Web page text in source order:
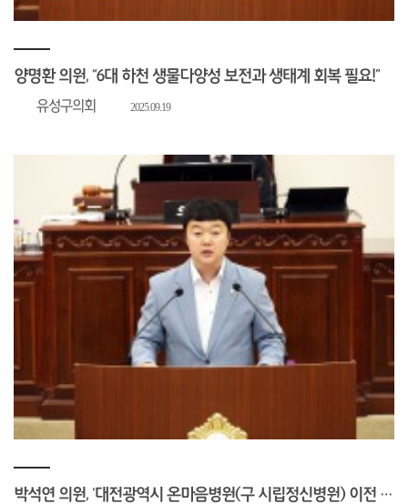
양명환 의원, “6대 하천 생물다양성 보전과 생태계 회복 필요!”
유성구의회 2025.09.19
박석연 의원, ‘대전광역시 온마음병원(구 시립정신병원) 이전 및 기능 전환’ 촉구